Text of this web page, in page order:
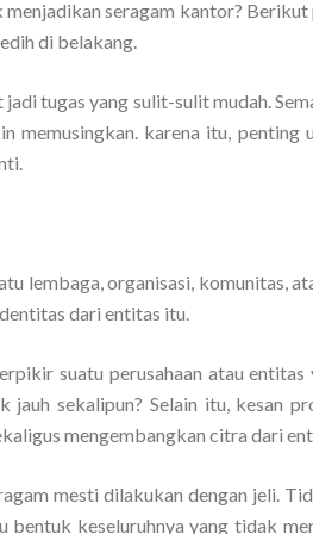
seragam kantor?
di belakang.
tugas yang sulit-sulit mudah.
memusingkan. karena itu,
lembaga, organisasi, komunitas,
dari entitas itu.
suatu perusahaan atau
sekalipun? Selain itu, kesan
mengembangkan citra dari
mesti dilakukan dengan jeli.
bentuk keseluruhnya yang tidak